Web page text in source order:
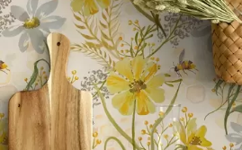
Tilgængelige materialer
Standard
365 .00219.00kr/m²